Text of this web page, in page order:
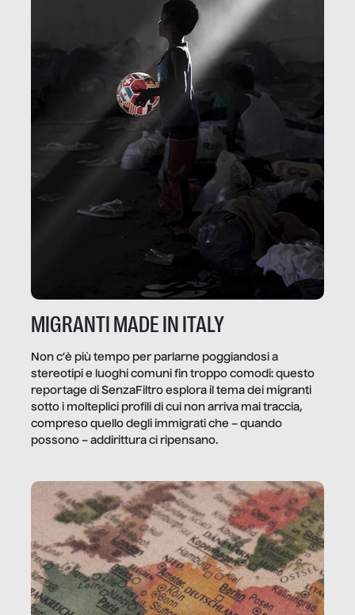
MIGRANTI MADE IN ITALY
Non c’è più tempo per parlarne poggiandosi a
stereotipi e luoghi comuni fin troppo comodi: questo
reportage di SenzaFiltro esplora il tema dei migranti
sotto i molteplici profili di cui non arriva mai traccia,
compreso quello degli immigrati che – quando
possono – addirittura ci ripensano.